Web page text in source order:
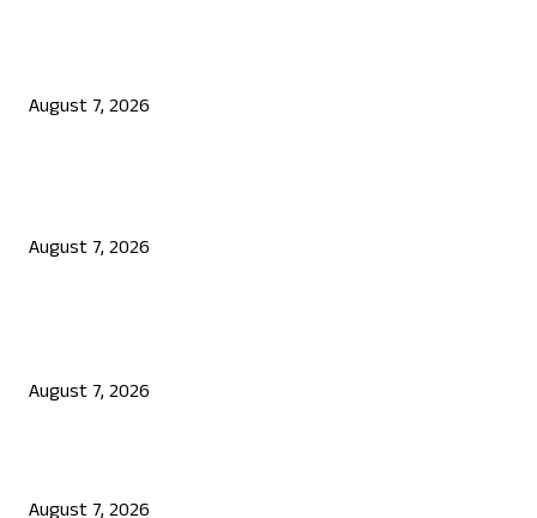
August 7, 2026
August 7, 2026
August 7, 2026
August 7, 2026